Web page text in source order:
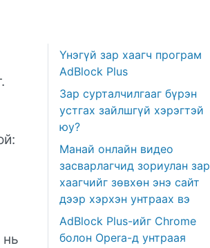
Үнэгүй зар хаагч програм
AdBlock Plus
Зар сурталчилгааг бүрэн
устгах зайлшгүй хэрэгтэй
юу?
Манай онлайн видео
засварлагчид зориулан зар
хаагчийг зөвхөн энэ сайт
дээр хэрхэн унтраах вэ
AdBlock Plus-ийг Chrome
болон Opera-д унтраая